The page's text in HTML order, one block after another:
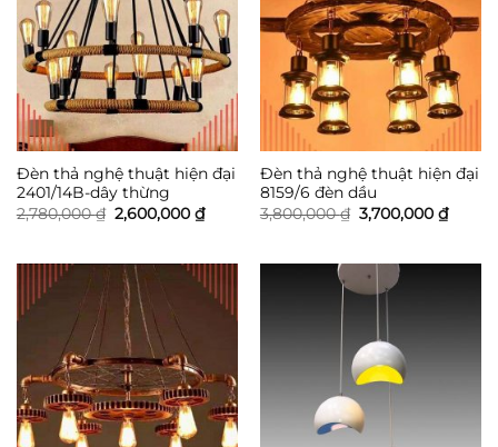
Đèn thả nghệ thuật hiện đại
2401/14B-dây thừng
2,780,000₫ Giá
gốc
2,600,000 ₫Giá
hiện
2,600,000 ₫.
Đèn thả nghệ thuật hiện đại
8159/6 đèn dầu
3,800,000₫ Giá
gốc
3,700,000 ₫Giá
hiện